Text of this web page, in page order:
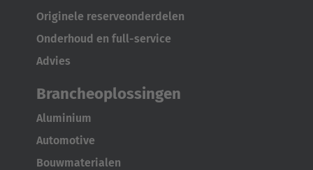
AMERICA
Originele reserveonderdelen
Onderhoud en full-service
Advies
Brancheoplossingen
Aluminium
Automotive
Bouwmaterialen